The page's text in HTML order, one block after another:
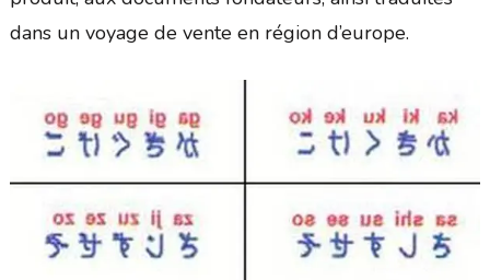
dans un voyage de vente en région d’europe.